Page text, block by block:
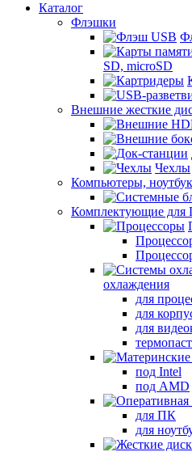
Каталог
Флэшки
SD, microSD
Внешние жесткие
Чехлы
Компьютеры,
Комплектующие для
охлаждения
для
для
для
под Intel
под AMD
для ПК
для